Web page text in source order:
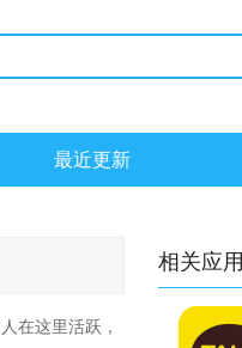
最近更新
在这里活跃，
相关应用